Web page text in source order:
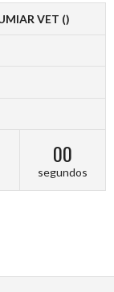
VET ()
00
segundos